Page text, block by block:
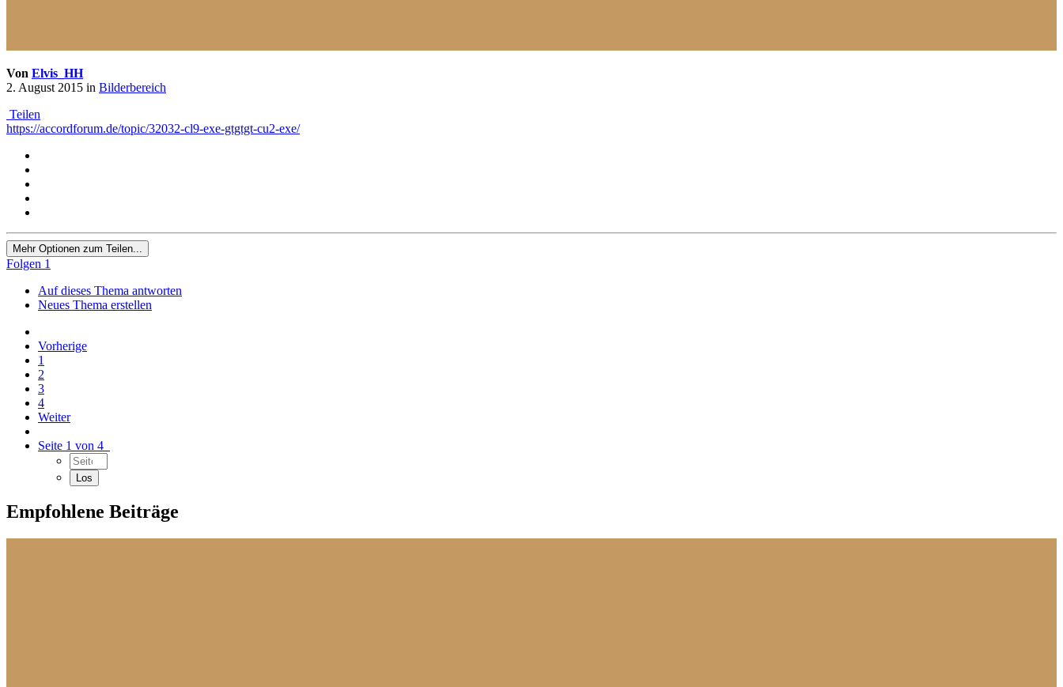
Von Elvis_HH
2. August 2015 in Bilderbereich
Teilen
https://accordforum.de/topic/32032-cl9-exe-gtgtgt-cu2-exe/
Mehr Optionen zum Teilen...
Folgen 1
Auf dieses Thema antworten
Neues Thema erstellen
Vorherige
1
2
3
4
Weiter
Seite 1 von 4
Empfohlene Beiträge